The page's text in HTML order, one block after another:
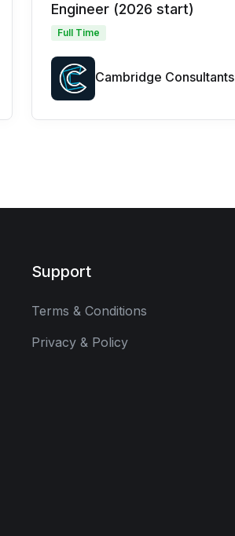
Engineer (2026 start)
Full Time
Cambridge Consultants
Support
Terms & Conditions
Privacy & Policy